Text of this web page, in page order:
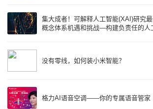
集大成者！可解释人工智能(XAI)研究
概念体系机遇和挑战—构建负责任的人
没有零线，如何装小米智能？
格力AI语音空调——你的专属语音管家